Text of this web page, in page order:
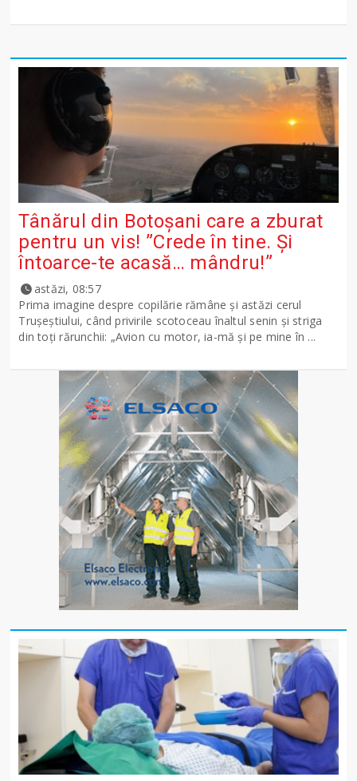
Tânărul din Botoșani care a zburat
pentru un vis! ”Crede în tine. Și
întoarce-te acasă… mândru!”
astăzi, 08:57
Prima imagine despre copilărie rămâne și astăzi cerul
Trușeștiului, când privirile scotoceau înaltul senin și striga
din toți rărunchii: „Avion cu motor, ia-mă și pe mine în ...